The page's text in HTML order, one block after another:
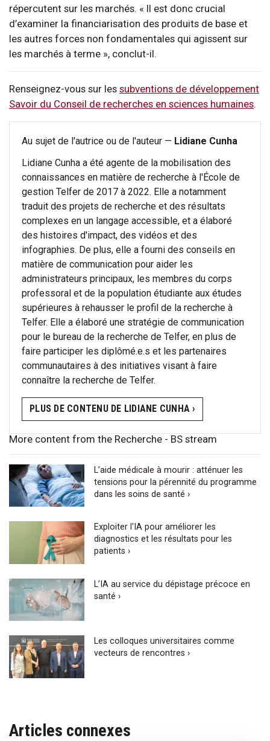
répercutent sur les marchés. « Il est donc crucial
d’examiner la financiarisation des produits de base et
les autres forces non fondamentales qui agissent sur
les marchés à terme », conclut-il.
Renseignez-vous sur les subventions de développement
Savoir du Conseil de recherches en sciences humaines.
Au sujet de l'autrice ou de l'auteur — Lidiane Cunha
Lidiane Cunha a été agente de la mobilisation des
connaissances en matière de recherche à l'École de
gestion Telfer de 2017 à 2022. Elle a notamment
traduit des projets de recherche et des résultats
complexes en un langage accessible, et a élaboré
des histoires d'impact, des vidéos et des
infographies. De plus, elle a fourni des conseils en
matière de communication pour aider les
administrateurs principaux, les membres du corps
professoral et de la population étudiante aux études
supérieures à rehausser le profil de la recherche à
Telfer. Elle a élaboré une stratégie de communication
pour le bureau de la recherche de Telfer, en plus de
faire participer les diplômé.e.s et les partenaires
communautaires à des initiatives visant à faire
connaître la recherche de Telfer.
PLUS DE CONTENU DE LIDIANE CUNHA ›
More content from the Recherche - BS stream
L’aide médicale à mourir : atténuer les
tensions pour la pérennité du programme
dans les soins de santé ›
Exploiter l'IA pour améliorer les
diagnostics et les résultats pour les
patients ›
L’IA au service du dépistage précoce en
santé ›
Les colloques universitaires comme
vecteurs de rencontres ›
Articles connexes